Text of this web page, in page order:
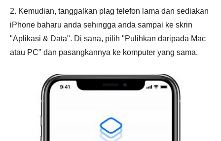
2. Kemudian, tanggalkan plag telefon lama dan sediakan
iPhone baharu anda sehingga anda sampai ke skrin
"Aplikasi & Data". Di sana, pilih "Pulihkan daripada Mac
atau PC" dan pasangkannya ke komputer yang sama.